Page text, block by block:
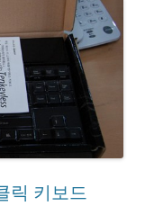
릭 키보드